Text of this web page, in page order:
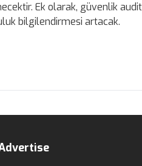
Ek olarak, güvenlik
bilgilendirmesi artacak.